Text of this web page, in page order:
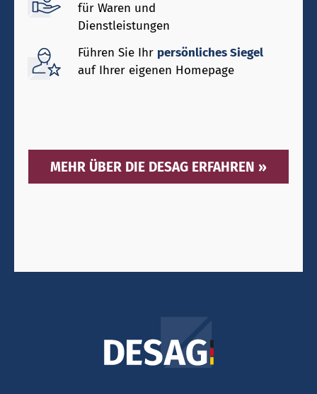
für Waren und
Dienstleistungen
Führen Sie Ihr persönliches Siegel
auf Ihrer eigenen Homepage
MEHR ÜBER DIE DESAG ERFAHREN »